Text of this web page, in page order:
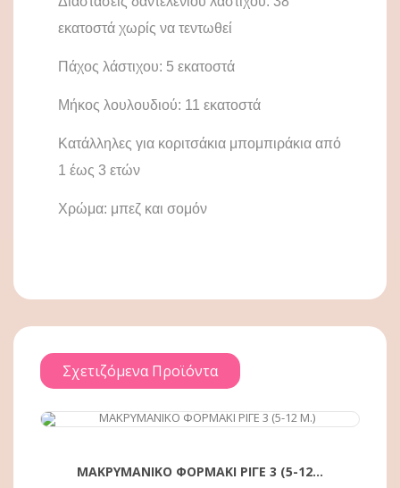
εκατοστά χωρίς να τεντωθεί
Πάχος λάστιχου: 5 εκατοστά
Μήκος λουλουδιού: 11 εκατοστά
Κατάλληλες για κοριτσάκια μπομπιράκια από
1 έως 3 ετών
Χρώμα: μπεζ και σομόν
Σχετιζόμενα Προϊόντα
ΜΑΚΡΥΜΑΝΙΚΟ ΦΟΡΜΑΚΙ ΡΙΓΕ 3 (5-12...